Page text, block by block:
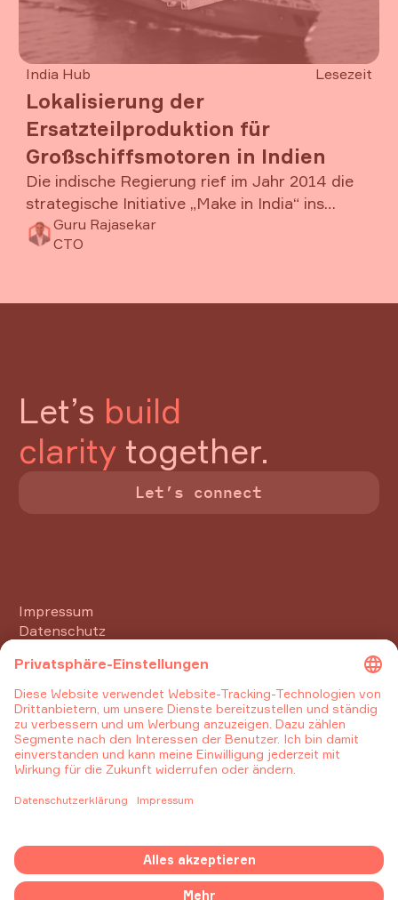
India Hub Lesezeit
Lokalisierung der
Ersatzteilproduktion für
Großschiffsmotoren in Indien
Die indische Regierung rief im Jahr 2014 die
strategische Initiative „Make in India“ ins
Leben, um die lokale Produktion zu stärken
und die inländische Wertschöpfung nachhaltig
und den Anteil indischer Zulieferer entlang der
Wertschöpfungskette gezielt zu erhöhen.
⁠Guru Rajasekar
CTO
Let’s build
claritytogether.
Let’s connect
Impressum
Datenschutz
Qualitätsmanagementsystem (QMS)
+49 (0) 7541 399 058 - 00
info@newboxes.com